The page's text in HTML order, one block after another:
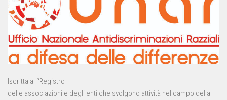
Iscritta al “Registro
delle associazioni e degli enti che svolgono attività nel campo della